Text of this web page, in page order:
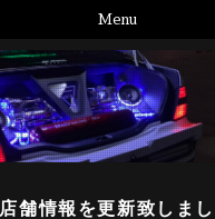
Menu
店舗情報を更新致しま